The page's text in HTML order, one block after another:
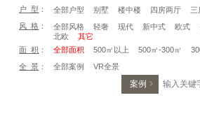
户 型 ： 全部户型 别墅 楼中楼 四房两厅 三
风 格 ： 全部风格 轻奢 现代 新中式 欧式
北欧
其它
面 积 ： 全部面积 500㎡以上 500㎡-300㎡
全 景 ： 全部案例 VR全景
案例